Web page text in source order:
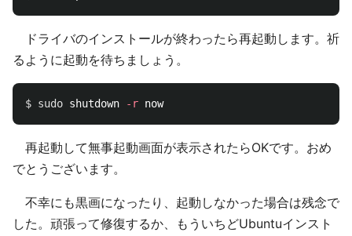
ドライバのインストールが終わったら再起動します。祈
るように起動を待ちましょう。
$ sudo shutdown -r
再起動して無事起動画面が表示されたらOKです。おめ
でとうございます。
不幸にも黒画になったり、起動しなかった場合は残念で
した。頑張って修復するか、もういちどUbuntuインスト